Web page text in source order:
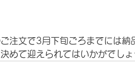
注文で3月下旬ごろまでには納
めて迎えられてはいかがでしょ